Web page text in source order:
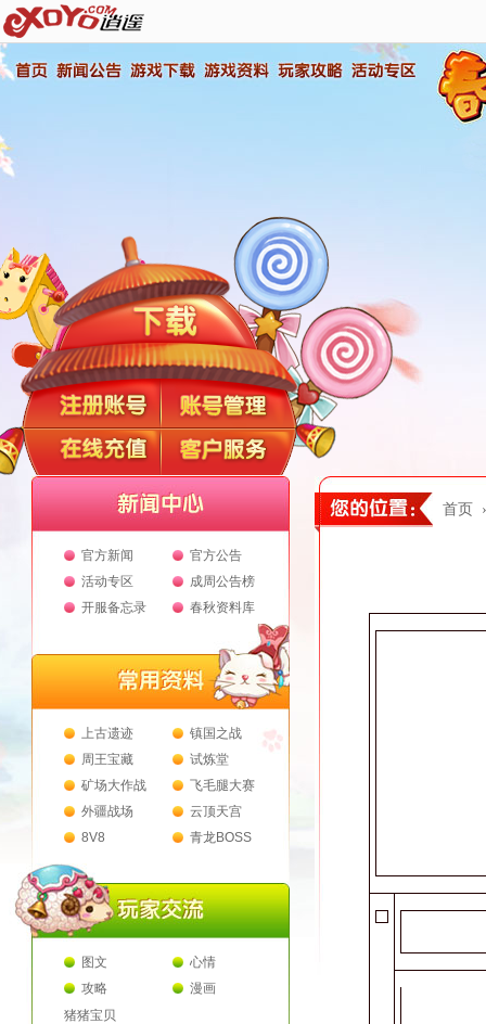
官方新闻
官方公告
活动专区
成周公告榜
开服备忘录
春秋资料库
上古遗迹
镇国之战
周王宝藏
试炼堂
矿场大作战
飞毛腿大赛
外疆战场
云顶天宫
8V8
青龙BOSS
图文
心情
攻略
漫画
猪猪宝贝
首页